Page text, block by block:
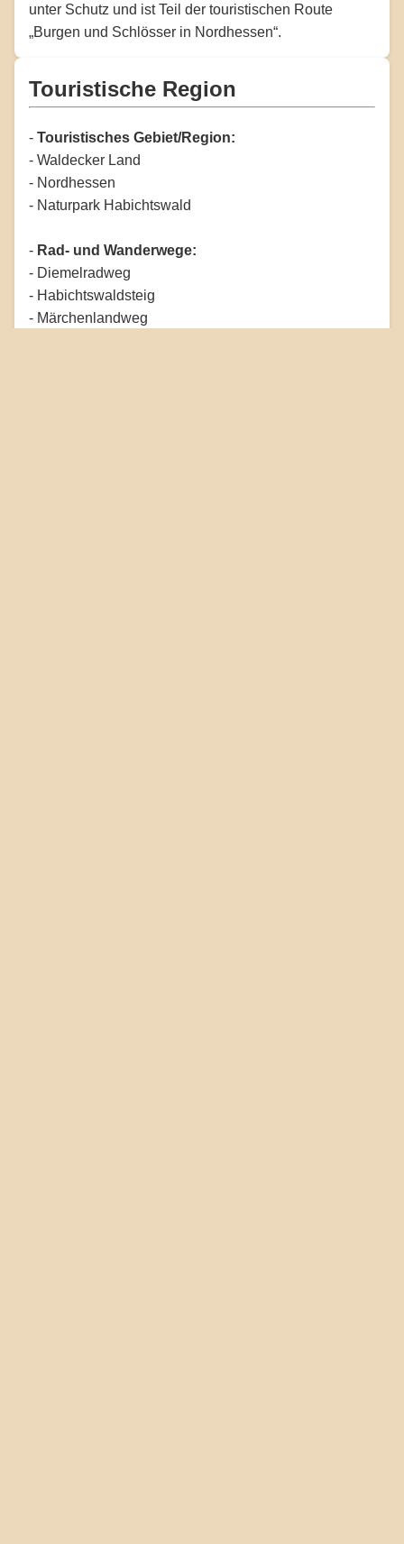
unter Schutz und ist Teil der touristischen Route
„Burgen und Schlösser in Nordhessen“.
Touristische Region
- Touristisches Gebiet/Region:
- Waldecker Land
- Nordhessen
- Naturpark Habichtswald
- Rad- und Wanderwege:
- Diemelradweg
- Habichtswaldsteig
- Märchenlandweg